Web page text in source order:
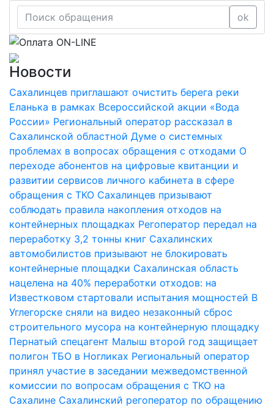
ok
Новости
Сахалинцев приглашают очистить берега реки
Еланька в рамках Всероссийской акции «Вода
России» Региональный оператор рассказал в
Сахалинской областной Думе о системных
проблемах в вопросах обращения с отходами О
переходе абонентов на цифровые квитанции и
развитии сервисов личного кабинета в сфере
обращения с ТКО Сахалинцев призывают
соблюдать правила накопления отходов на
контейнерных площадках Регоператор передал на
переработку 3,2 тонны книг Сахалинских
автомобилистов призывают не блокировать
контейнерные площадки Сахалинская область
нацелена на 40% переработки отходов: на
Известковом стартовали испытания мощностей В
Углегорске сняли на видео незаконный сброс
строительного мусора на контейнерную площадку
Пернатый спецагент Малыш второй год защищает
полигон ТБО в Ногликах Региональный оператор
принял участие в заседании межведомственной
комиссии по вопросам обращения с ТКО на
Сахалине Сахалинский регоператор по обращению